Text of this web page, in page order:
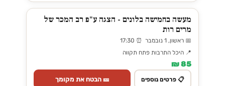
מעשה בחמישה בלונים - הצגה ע"פ רב המכר של
מרים רות
📅 ראשון, 1 נובמבר ⏰ 17:30
📍 היכל התרבות פתח תקווה
85 ₪
📋 פרטים נוספים 🎫 הבטח את מקומך